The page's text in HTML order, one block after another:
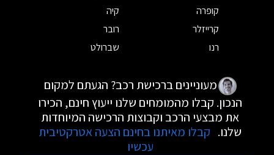
קופרה
קיה
קרייזלר
רובר
רנו
שברולט
מעוניינים ברכישת רכב? הגעתם למקום
הנכון. קבלו מהמומחים שלנו ייעוץ חינם, הכירו
את מבצעי הרכב וקבוצות הרכישה המיוחדות
שלנו. קבלו מאיתנו בחינם הצעה אטרקטיבית
עכשיו